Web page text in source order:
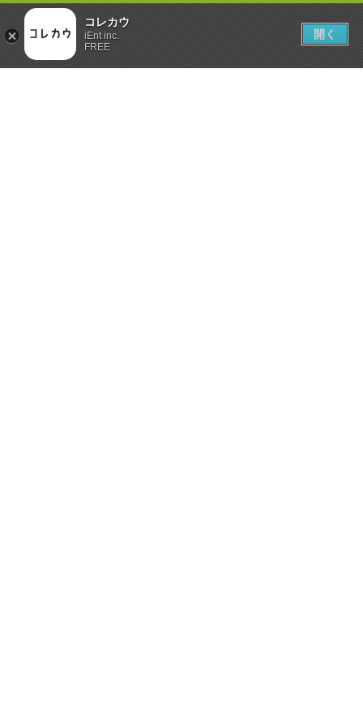
コレカウ
iEnt inc.
FREE
開く